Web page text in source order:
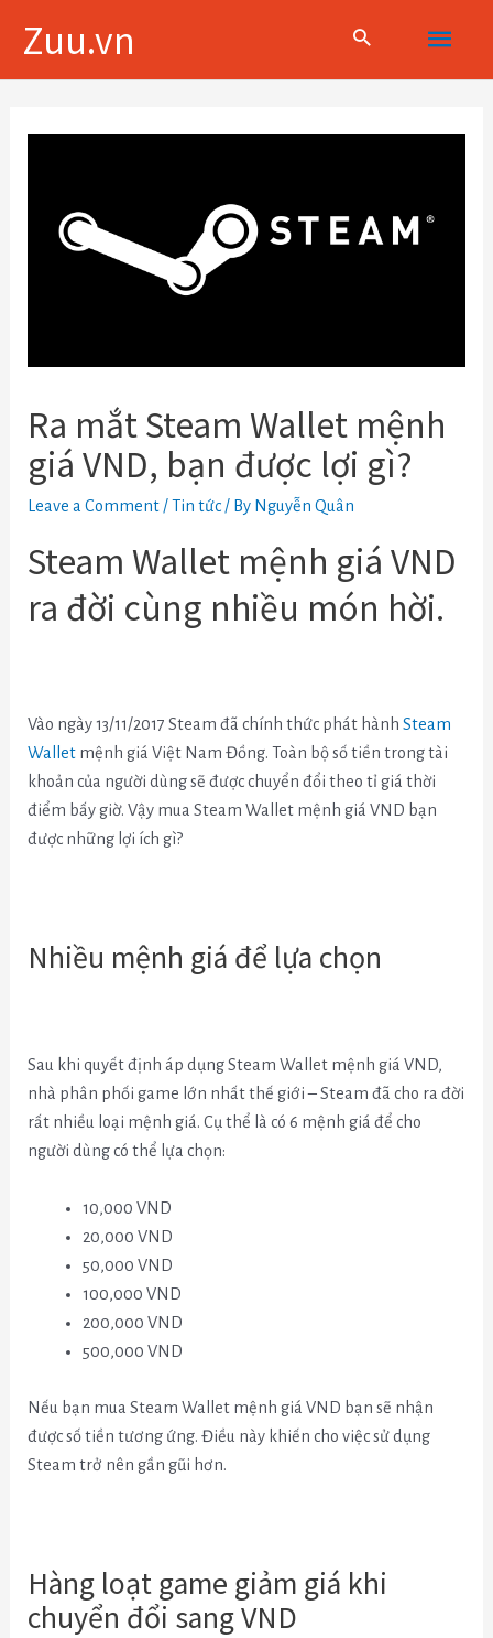
Zuu.vn
Main
Menu
Ra mắt Steam Wallet mệnh
giá VND, bạn được lợi gì?
Leave a Comment /Tin tức / By Nguyễn Quân
Steam Wallet mệnh giá VND
ra đời cùng nhiều món hời.
Vào ngày 13/11/2017 Steam đã chính thức phát hànhSteam
Wallet mệnh giá Việt Nam Đồng. Toàn bộ số tiền trong tài
khoản của người dùng sẽ được chuyển đổi theo tỉ giá thời
điểm bấy giờ. Vậy mua Steam Wallet mệnh giá VND bạn
được những lợi ích gì?
Nhiều mệnh giá để lựa chọn
Sau khi quyết định áp dụng Steam Wallet mệnh giá VND,
nhà phân phối game lớn nhất thế giới – Steam đã cho ra đời
rất nhiều loại mệnh giá. Cụ thể là có 6 mệnh giá để cho
người dùng có thể lựa chọn:
10,000 VND
20,000 VND
50,000 VND
100,000 VND
200,000 VND
500,000 VND
Nếu bạn mua Steam Wallet mệnh giá VND bạn sẽ nhận
được số tiền tương ứng. Điều này khiến cho việc sử dụng
Steam trở nên gần gũi hơn.
Hàng loạt game giảm giá khi
chuyển đổi sang VND